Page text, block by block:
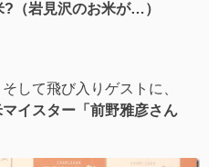
（岩見沢のお米が…）
して飛び入りゲストに、
イスター「前野雅彦さん